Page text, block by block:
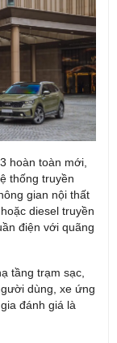
hoàn toàn mới,
thống truyền
gian nội thất
diesel truyền
điện với quãng
tầng trạm sạc,
dùng, xe ứng
đánh giá là